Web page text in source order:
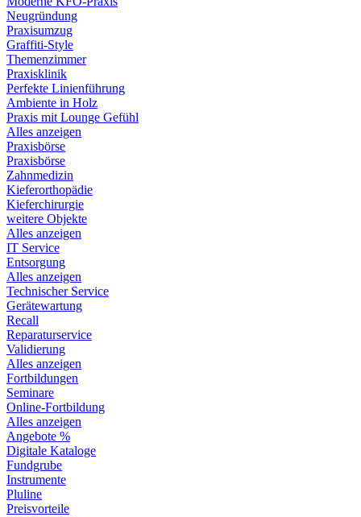
Neugründung
Praxisumzug
Graffiti-Style
Themenzimmer
Praxisklinik
Perfekte Linienführung
Ambiente in Holz
Praxis mit Lounge Gefühl
Alles anzeigen
Praxisbörse
Praxisbörse
Zahnmedizin
Kieferorthopädie
Kieferchirurgie
weitere Objekte
Alles anzeigen
IT Service
Entsorgung
Alles anzeigen
Technischer Service
Gerätewartung
Recall
Reparaturservice
Validierung
Alles anzeigen
Fortbildungen
Seminare
Online-Fortbildung
Alles anzeigen
Angebote %
Digitale Kataloge
Fundgrube
Instrumente
Pluline
Preisvorteile